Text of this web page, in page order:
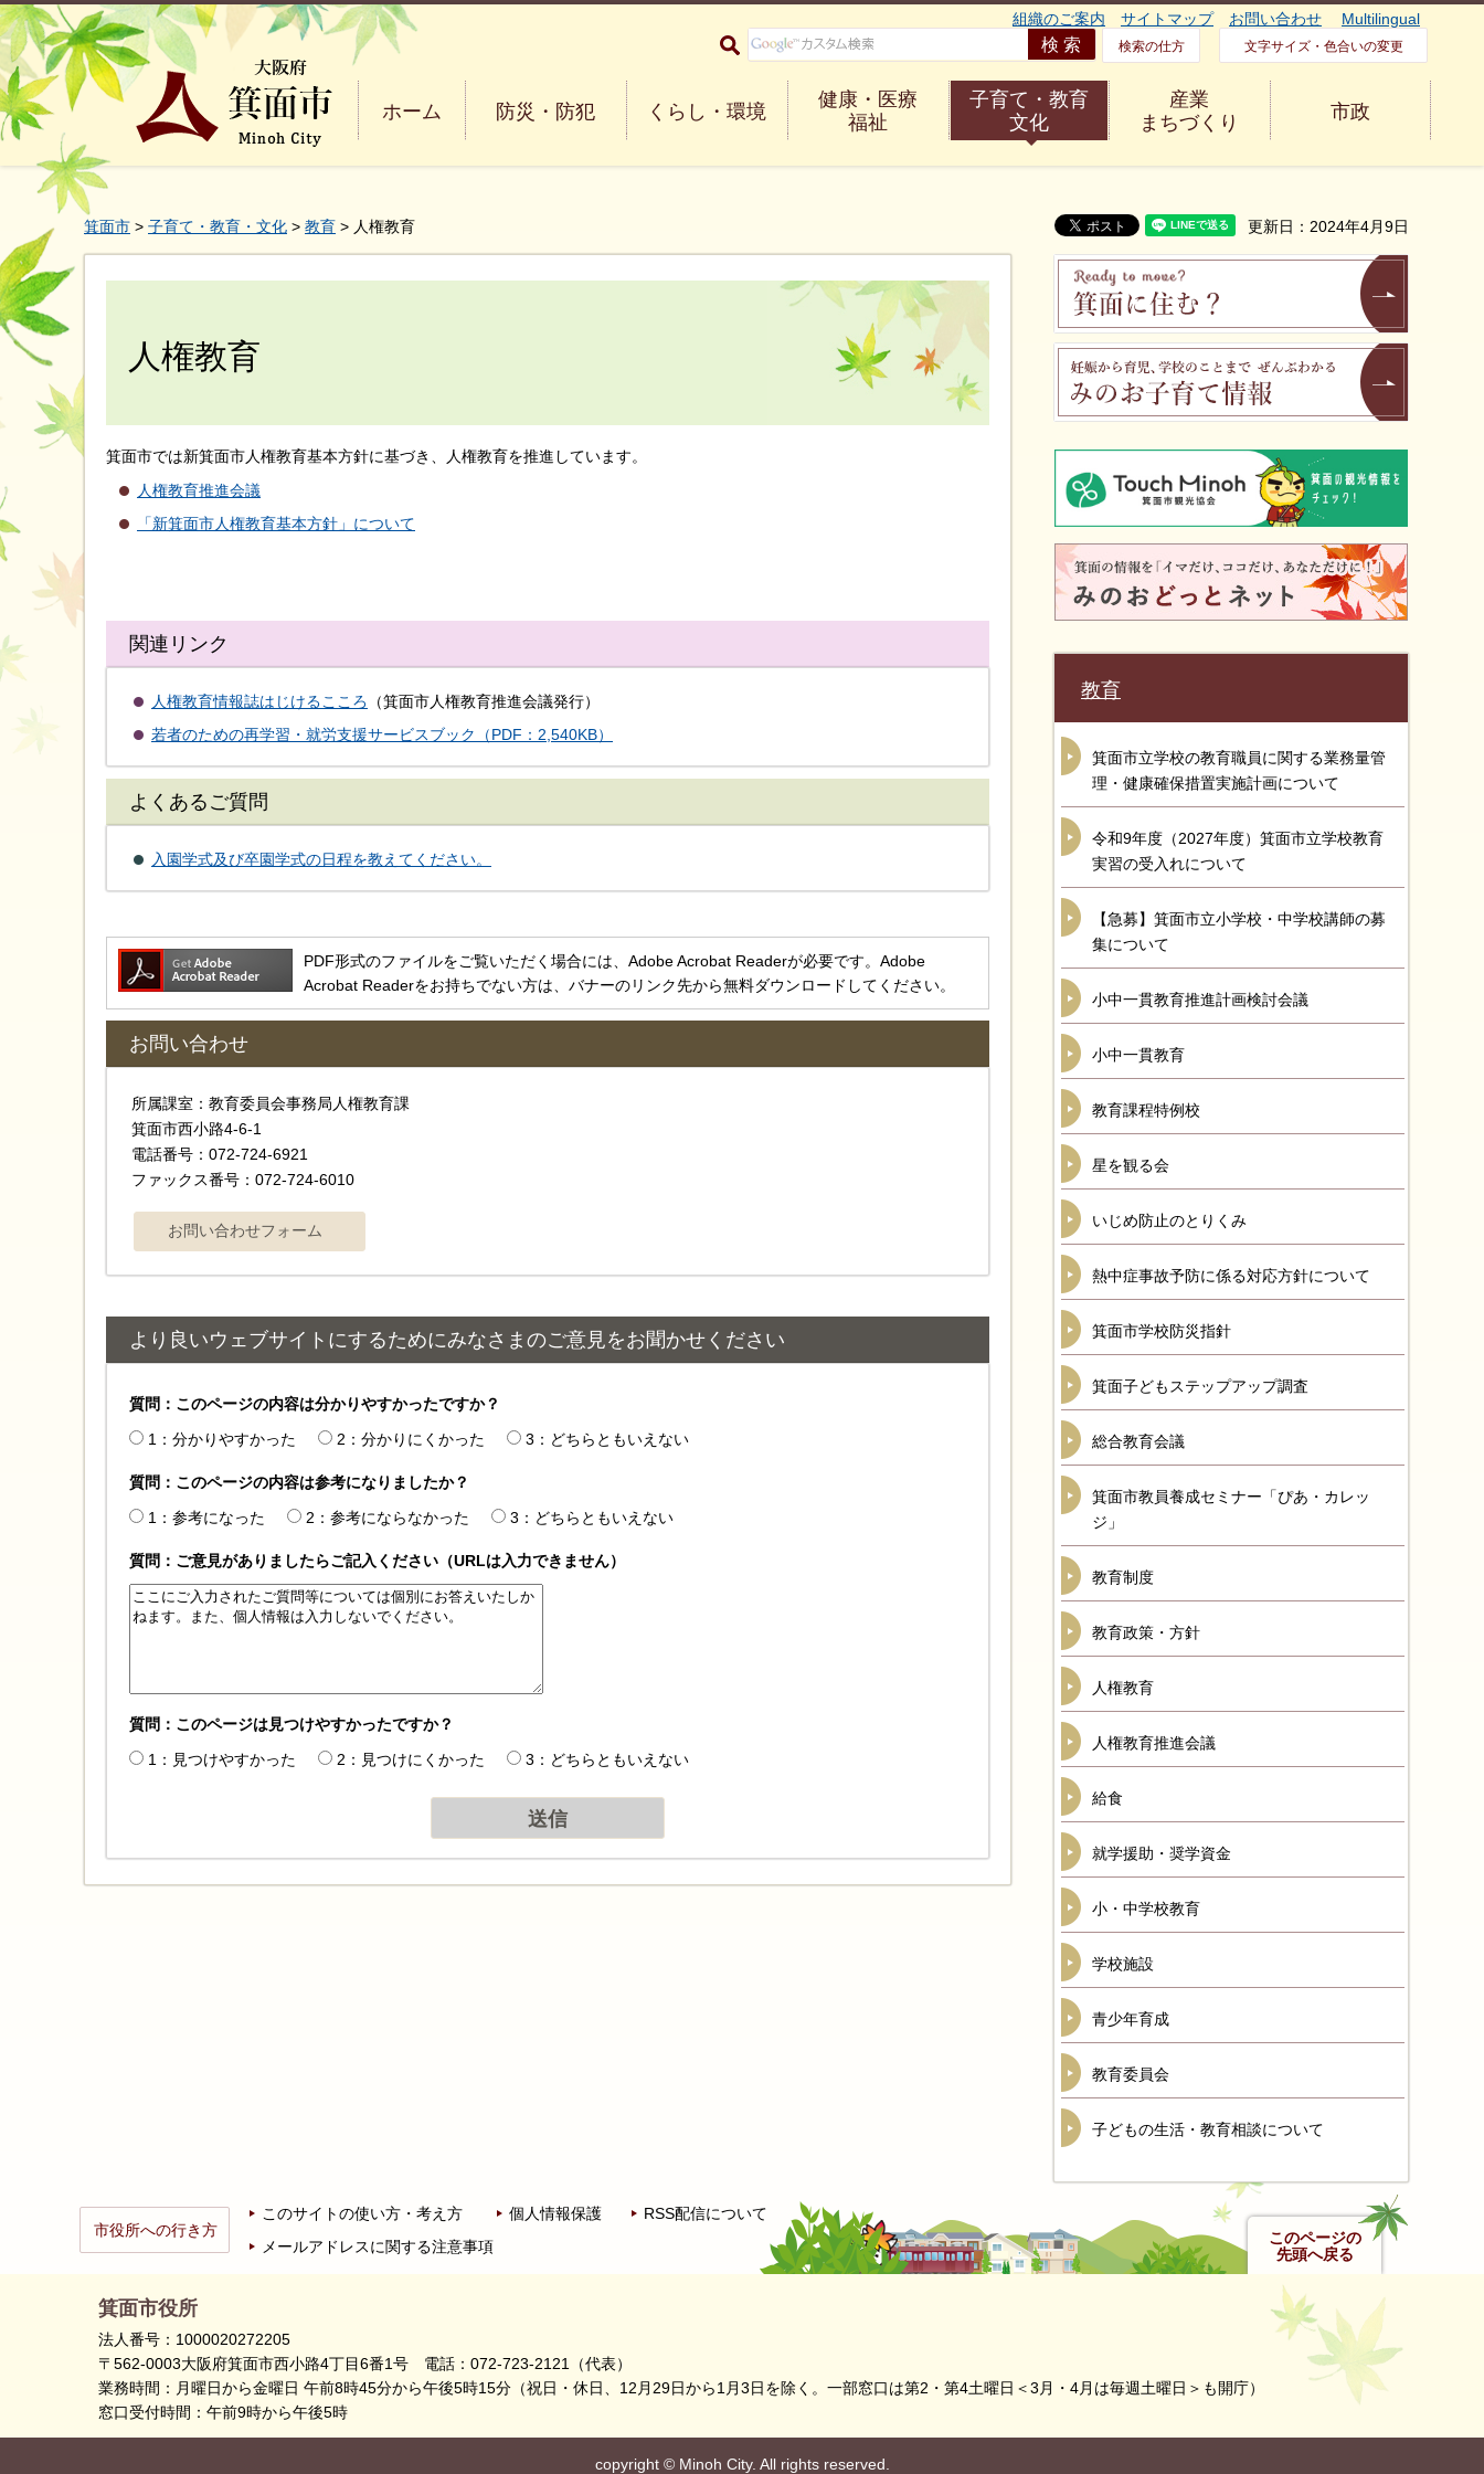
大阪府箕面市 Minoh City
組織のご案内 サイトマップ お問い合わせ Multilingual
検索の仕方 文字サイズ・色合いの変更
ホーム 防災・防犯 くらし・環境
健康・医療
福祉
子育て・教育
文化
産業
まちづくり
市政
箕面市 > 子育て・教育・文化 > 教育 > 人権教育 更新日：2024年4月9日
人権教育
箕面市では新箕面市人権教育基本方針に基づき、人権教育を推進しています。
人権教育推進会議
「新箕面市人権教育基本方針」について
関連リンク
人権教育情報誌はじけるこころ
（箕面市人権教育推進会議発行）
若者のための再学習・就労支援サービスブック（PDF：2,540KB）
よくあるご質問
入園学式及び卒園学式の日程を教えてください。
PDF形式のファイルをご覧いただく場合には、Adobe Acrobat Readerが必要です。Adobe
Acrobat Readerをお持ちでない方は、バナーのリンク先から無料ダウンロードしてください。
お問い合わせ
所属課室：教育委員会事務局人権教育課
箕面市西小路4‐6‐1
電話番号：072-724-6921
ファックス番号：072-724-6010
より良いウェブサイトにするためにみなさまのご意見をお聞かせください
質問：このページの内容は分かりやすかったですか？
1：分かりやすかった
2：分かりにくかった 3：どちらともいえない
質問：このページの内容は参考になりましたか？
1：参考になった
2：参考にならなかった 3：どちらともいえない
質問：ご意見がありましたらご記入ください（URLは入力できません）
質問：このページは見つけやすかったですか？
1：見つけやすかった
2：見つけにくかった 3：どちらともいえない
教育
箕面市立学校の教育職員に関する業務量管
理・健康確保措置実施計画について
令和9年度（2027年度）箕面市立学校教育
実習の受入れについて
【急募】箕面市立小学校・中学校講師の募
集について
小中一貫教育推進計画検討会議
小中一貫教育
教育課程特例校
星を観る会
いじめ防止のとりくみ
熱中症事故予防に係る対応方針について
箕面市学校防災指針
箕面子どもステップアップ調査
総合教育会議
箕面市教員養成セミナー「ぴあ・カレッ
ジ」
教育制度
教育政策・方針
人権教育
人権教育推進会議
給食
就学援助・奨学資金
小・中学校教育
学校施設
青少年育成
教育委員会
子どもの生活・教育相談について
このページの
先頭へ戻る
市役所への行き方
このサイトの使い方・考え方 個人情報保護
RSS配信について
メールアドレスに関する注意事項
箕面市役所
法人番号：1000020272205
〒562-0003大阪府箕面市西小路4丁目6番1号 電話：072-723-2121（代表）
業務時間：月曜日から金曜日 午前8時45分から午後5時15分 （祝日・休日、12月29日から1月3日を除く。 一部窓口は第2・第4土曜日＜3月・4月は毎週土曜日＞も開庁）
窓口受付時間：午前9時から午後5時
copyright ©Minoh City. All rights reserved.